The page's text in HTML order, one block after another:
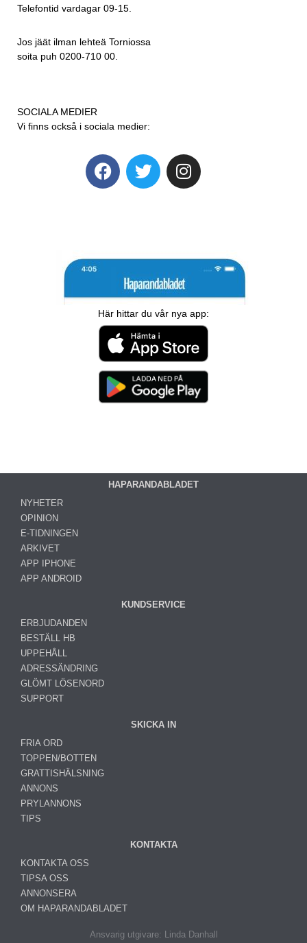
Telefontid vardagar 09-15.
Jos jäät ilman lehteä Torniossa
soita puh 0200-710 00.
SOCIALA MEDIER
Vi finns också i sociala medier:
Här hittar du vår nya app:
HAPARANDABLADET
NYHETER
OPINION
E-TIDNINGEN
ARKIVET
APP IPHONE
APP ANDROID
KUNDSERVICE
ERBJUDANDEN
BESTÄLL HB
UPPEHÅLL
ADRESSÄNDRING
GLÖMT LÖSENORD
SUPPORT
SKICKA IN
FRIA ORD
TOPPEN/BOTTEN
GRATTISHÄLSNING
ANNONS
PRYLANNONS
TIPS
KONTAKTA
KONTAKTA OSS
TIPSA OSS
ANNONSERA
OM HAPARANDABLADET
Ansvarig utgivare: Linda Danhall